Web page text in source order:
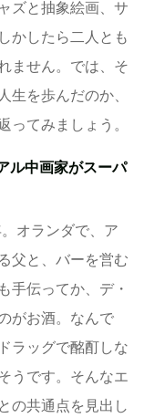
ズと抽象絵画、サ
かしたら二人とも
ません。では、そ
生を歩んだのか、
ってみましょう。
ル中画家がスーパ
オランダで、ア
父と、バーを営む
手伝ってか、デ・
がお酒。なんで
ラッグで酩酊しな
うです。そんなエ
の共通点を見出し